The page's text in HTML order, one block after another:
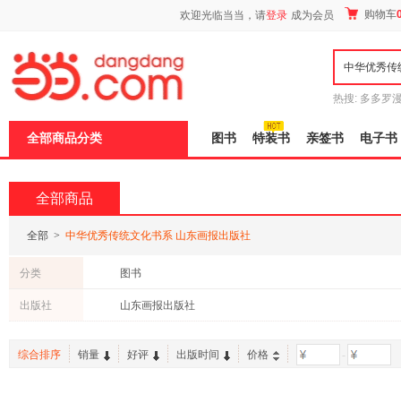
欢迎光临当当，请登录 成为会员 购物车
热搜: 多多罗
全部商品分类 图书 特装书 亲签书 电子书
全部商品
全部 > 中华优秀传统文化书系 山东画报出版社
分类 图书
出版社 山东画报出版社
综合排序 销量 好评 出版时间 价格 -
页
加